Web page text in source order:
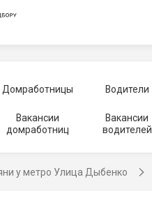
Домработницы Водители
Вакансии
домработниц
Вакансии
водителей
у метро Улица Дыбенко